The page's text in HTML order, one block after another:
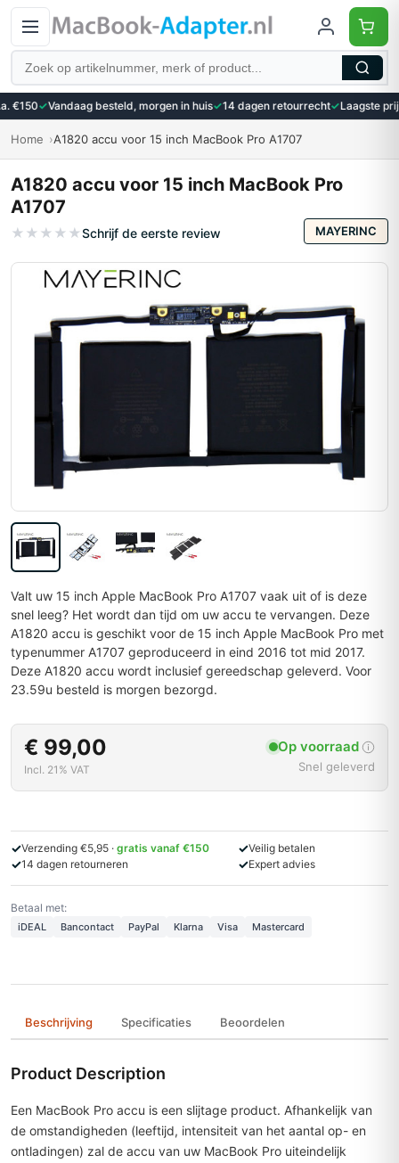
✓Vandaag besteld, morgen in huis✓14 dagen retourrecht✓Laagste
Home A1820 accu voor 15 inch MacBook Pro A1707
A1820 accu voor 15 inch MacBook Pro
A1707
★ ★ ★ ★ ★Schrijf de eerste review MAYERINC
Valt uw 15 inch Apple MacBook Pro A1707 vaak uit of is deze
snel leeg? Het wordt dan tijd om uw accu te vervangen. Deze
A1820 accu is geschikt voor de 15 inch Apple MacBook Pro met
typenummer A1707 geproduceerd in eind 2016 tot mid 2017.
Deze A1820 accu wordt inclusief gereedschap geleverd. Voor
23.59u besteld is morgen bezorgd.
€ 99,00
Incl. 21% VAT
Op voorraad
Snel geleverd
✓Verzending €5,95 · gratis vanaf €150 ✓Veilig betalen
✓14 dagen retourneren ✓Expert advies
Betaal met:
iDEAL Bancontact PayPal Klarna Visa Mastercard
Beschrijving Specificaties Beoordelen
Product Description
Een MacBook Pro accu is een slijtage product. Afhankelijk van
de omstandigheden (leeftijd, intensiteit van het aantal op- en
ontladingen) zal de accu van uw MacBook Pro uiteindelijk